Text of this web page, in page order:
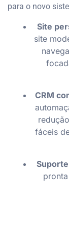
para o novo
Site
site
CRM
fáceis